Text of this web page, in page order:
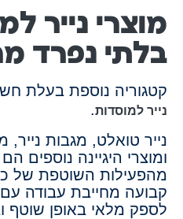
מוצרי נייר
בלתי נפרד
קטגוריה נוספת בעלת
נייר למוסדות.
נייר טואלט, מגבות נייר,
ומוצרי היגיינה נוספים
מהפעילות השוטפת של
קבועה מחייבת עבודה
לספק מלאי באופן שוטף